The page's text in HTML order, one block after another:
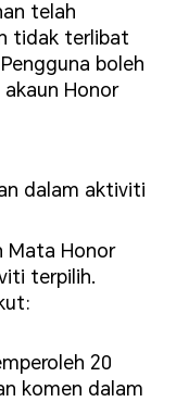
telah
tidak terlibat
boleh
Honor
dalam aktiviti
Mata Honor
terpilih.
20
komen dalam